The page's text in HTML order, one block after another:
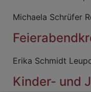
Michaela Schrüfer
Erika Schmidt
Kinder- und